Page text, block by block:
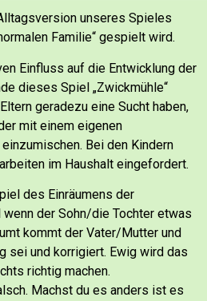
unseres Spieles
Familie“ gespielt wird.
Einfluss auf die Entwicklung der
dieses Spiel „Zwickmühle“
geradezu eine Sucht haben,
mit einem eigenen
Bei den Kindern
im Haushalt eingefordert.
des Einräumens der
der Sohn/die Tochter etwas
kommt der Vater/Mutter und
sei und korrigiert. Ewig wird das
richtig machen.
Machst du es anders ist es